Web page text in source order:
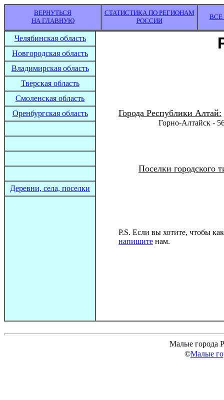
ВЕРНУТЬСЯ
НА ГЛАВНУЮ
СТАТИСТИКА ПО РЕГИОНАМ
РОССИИ
ВСЕ
Челябинская область
Города Республики Алтай:
Горно-Алтайск -
Поселки городского
P.S. Если вы хотите, чтобы
напишите нам.
Новгородская область
Владимирская область
Тверская область
Смоленская область
Оренбургская область
Деревни, села, поселки
Малые города
©Малые